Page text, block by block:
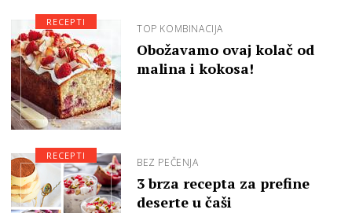
TOP KOMBINACIJA
Obožavamo ovaj kolač od
malina i kokosa!
RECEPTI
BEZ PEČENJA
3 brza recepta za prefine
deserte u čaši
RECEPTI